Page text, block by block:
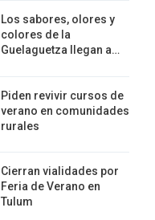
Los sabores, olores y
colores de la
Guelaguetza llegan a…
Piden revivir cursos de
verano en comunidades
rurales
Cierran vialidades por
Feria de Verano en
Tulum